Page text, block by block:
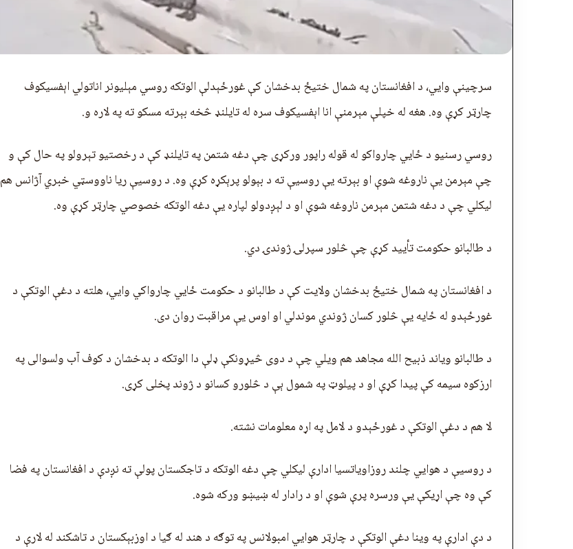
سرچينې وايي، د افغانستان په شمال ختیځ بدخشان کې غورځېدلې الوتکه روسي مېلیونر اناتولي اېفسيکوف
چارټر کړې وه. هغه له خپلې مېرمنې انا اېفسيکوف سره له تایلنډ څخه بېرته مسکو ته په لاره و.
روسي رسنیو د ځايي چارواکو له قوله راپور ورکړی چې دغه شتمن په تایلنډ کې د رخصتیو تېرولو په حال کې و
چې مېرمن یې ناروغه شوې او بېرته يې روسیې ته د بېولو پرېکړه کړې وه. د روسیې ریا ناووسټي خبري آژانس هم
ليکلي چې د دغه شتمن مېرمن ناروغه شوې او د لېږدولو لپاره يې دغه الوتکه خصوصي چارټر کړې وه.
د طالبانو حکومت تأیید کړې چې څلور سپرلۍ ژوندۍ دي.
د افغانستان په شمال ختیځ بدخشان ولایت کې د طالبانو د حکومت ځايي چارواکي وايي، هلته د دغې الوتکې د
غورځېدو له ځایه يې څلور کسان ژوندي موندلي او اوس يې مراقبت روان دی.
د طالبانو ویاند ذبیح الله مجاهد هم ویلي چې د دوی څيړونکې ډلې دا الوتکه د بدخشان د کوف آب ولسوالی په
ارزکوه سیمه کې پيدا کړې او د پيلوټ په شمول ېې د څلورو کسانو د ژوند پخلی کړی.
لا هم د دغې الوتکې د غورځېدو د لامل په اړه معلومات نشته.
د روسیې د هوايي چلند روزاویاتسیا ادارې ليکلي چې دغه الوتکه د تاجکستان پولې ته نږدې د افغانستان په فضا
کې وه چې اړیکې يې ورسره پرې شوې او د رادار له ښيښو ورکه شوه.
د دې ادارې په وینا دغې الوتکې د چارټر هوايي امبولانس په توګه د هند له ګیا د اوزبېکستان د تاشکند له لارې د